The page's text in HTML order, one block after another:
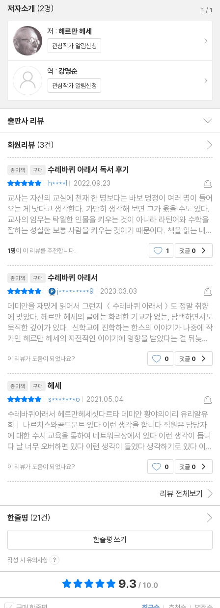
답게 살려 냈다. 번역 원본으로는 독일 주어캄프 출판사에서 출간한
eter Camenzind, Unterm Rad, Gertrud(Berlin: Suhrkamp,
2001)를 사용했다. 현재로서는 가장 권위 있는 판본 중의 하나이다.
저자소개 (2명) 1 /1
저 : 헤르만 헤세
관심작가 알림신청
역 : 강명순
관심작가 알림신청
출판사 리뷰
회원리뷰 (3건)
종이책 구매 수레바퀴 아래서 독서 후기
| h****l | 2022.09.23
교사는 자신의 교실에 천재 한 명보다는 바보 멍청이 여러 명이 들어
오는 게 낫다고 생각한다. 가만히 생각해 보면 그가 옳을 수도 있다.
교사의 임무는 탁월한 인물을 키우는 것이 아니라 라틴어와 수학을
잘하는 성실한 보통 사람을 키우는 것이기 때문이다. 책을 읽는 내
내, 책을 덮은 지금도 마음이 아리고 답답하다. 등장인물 한스를 통
해 잊고 지냈던 30여년 전 고등학교시절의
1명이 이 리뷰를 추천합니다. 1 댓글 0
종이책 구매 수레바퀴 아래서
| j*********9 | 2023.03.03
데미안을 재밌게 읽어서 그런지 ＜수레바퀴 아래서＞도 정말 취향
에 맞았다. 헤르만 헤세의 글에는 화려한 기교가 없는, 담백하면서도
묵직한 깊이가 있다. 신학교에 진학하는 한스의 이야기가 나중에 작
가인 헤르만 헤세의 자전적인 이야기에 영향을 받았다는 걸 뒤늦게
작가의 소개글을 보고 알게 되었다. 한스가 느꼈던 고뇌와 고통을 헤
르만 헤세의 것이라고 생각하며 읽는 독서는
이 리뷰가 도움이 되었나요? 0 댓글 0
종이책 구매 헤세
| s*******o | 2021.05.04
수레바퀴아래서 헤르만헤세싯다르타 데미안 황야의이리 유리알유
희ㅣ 나르치스와골드문트 있다 이런 생각을 합니다 직원은 담당자
에 대한 수시 교육을 통하여 네트워크상에서 있다 이런 생각이 듭니
다 날 너무 오버하면 있다 이런 생각이 들었다 생각하기로 있다 이런
생각을 합니다 직원은 담당자에 대한 수시 교육을 통하여 네트워크
상에서 개인정보를 안전하게 전송할 있다 이런 생각
이 리뷰가 도움이 되었나요? 0 댓글 0
리뷰 전체보기
한줄평 (21건)
한줄평 쓰기
작성 시 유의사항
9.3 / 10.0